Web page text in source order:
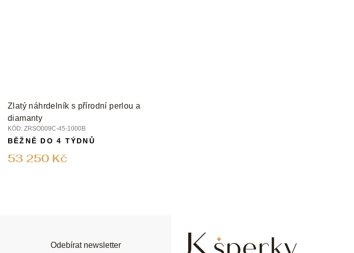
Zlatý náhrdelník s přírodní perlou a
diamanty
KÓD: ZRSO009C-45-1000B
53 250 Kč
BĚŽNĚ DO 4 TÝDNŮ
Odebírat newsletter